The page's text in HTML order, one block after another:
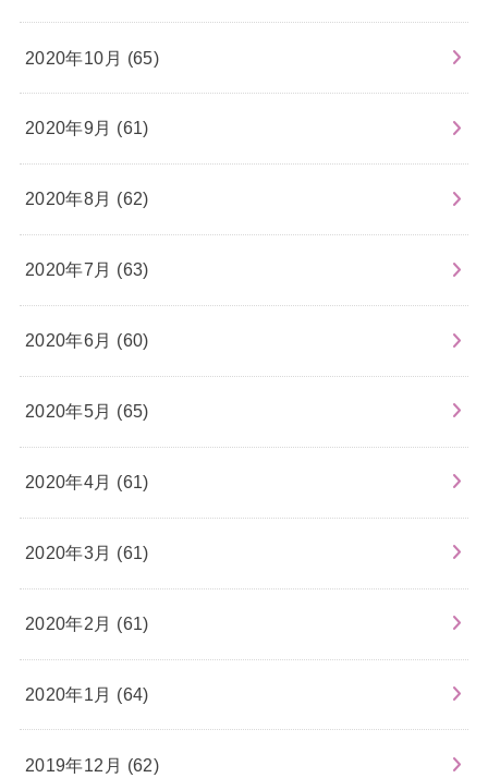
2020年10月 (65)
2020年9月 (61)
2020年8月 (62)
2020年7月 (63)
2020年6月 (60)
2020年5月 (65)
2020年4月 (61)
2020年3月 (61)
2020年2月 (61)
2020年1月 (64)
2019年12月 (62)